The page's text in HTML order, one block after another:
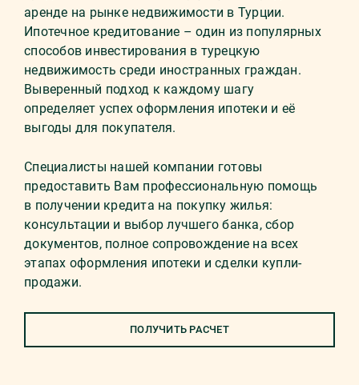
аренде на рынке недвижимости в Турции.
Ипотечное кредитование – один из популярных
способов инвестирования в турецкую
недвижимость среди иностранных граждан.
Выверенный подход к каждому шагу
определяет успех оформления ипотеки и её
выгоды для покупателя.
Специалисты нашей компании готовы
предоставить Вам профессиональную помощь
в получении кредита на покупку жилья:
консультации и выбор лучшего банка, сбор
документов, полное сопровождение на всех
этапах оформления ипотеки и сделки купли-
продажи.
ПОЛУЧИТЬ РАСЧЕТ